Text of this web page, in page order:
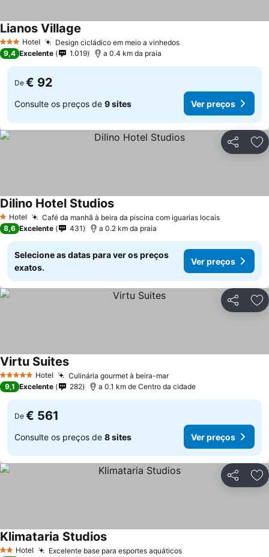
3 EstrelasHotel Design cicládico em meio a vinhedos
Lianos Village
9,4 Excelente 1.019 a 0.4 km da praia
De € 92
Consulte os preços de 9 sites Ver preços
Partilhar
1 Estrelas
Hotel Café da manhã à beira da piscina com iguarias locais
Dilino Hotel Studios
8,6 Excelente 431 a 0.2 km da praia
Selecione as datas para ver os preços
exatos.
Ver preços
Partilhar
5 Estrelas Hotel Culinária gourmet à beira-mar
Virtu Suites
9,1 Excelente 282 a 0.1 km de Centro da cidade
De € 561
Consulte os preços de 8 sites Ver preços
Partilhar
2 Estrelas
Hotel Excelente base para esportes aquáticos
Klimataria Studios